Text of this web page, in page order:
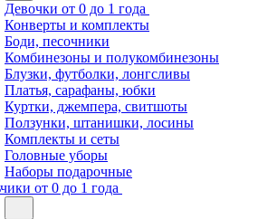
Девочки от 0 до 1 года
Конверты и комплекты
Боди, песочники
Комбинезоны и полукомбинезоны
Блузки, футболки, лонгсливы
Платья, сарафаны, юбки
Куртки, джемпера, свитшоты
Ползунки, штанишки, лосины
Комплекты и сеты
Головные уборы
Наборы подарочные
от 0 до 1 года